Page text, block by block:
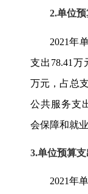
2.单位
2021年
支出 78.41 万
万元，占总
公共服务支
会保障和就
3.单位预算
2021年